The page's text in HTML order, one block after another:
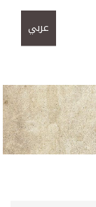
عربي